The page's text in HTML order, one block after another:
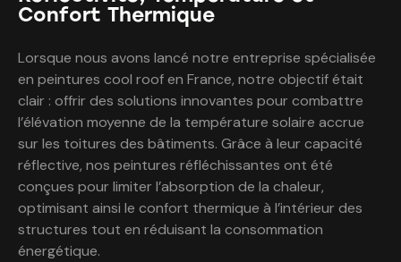
Confort Thermique
Lorsque nous avons lancé notre entreprise spécialisée
en peintures cool roof en France, notre objectif était
clair : offrir des solutions innovantes pour combattre
l’élévation moyenne de la température solaire accrue
sur les toitures des bâtiments. Grâce à leur capacité
réflective, nos peintures réfléchissantes ont été
conçues pour limiter l’absorption de la chaleur,
optimisant ainsi le confort thermique à l’intérieur des
structures tout en réduisant la consommation
énergétique.